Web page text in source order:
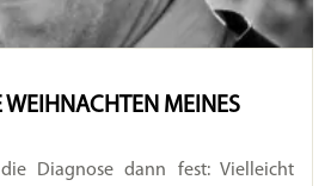
WEIHNACHTEN MEINES
Diagnose dann fest: Vielleicht